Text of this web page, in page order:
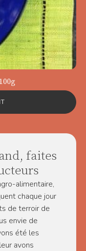
faites
alimentaire,
chaque jour
de terroir de
envie de
été les
avons